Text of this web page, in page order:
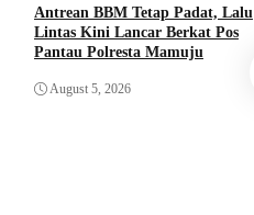
Antrean BBM Tetap Padat, Lalu
Lintas Kini Lancar Berkat Pos
Pantau Polresta Mamuju
August 5, 2026